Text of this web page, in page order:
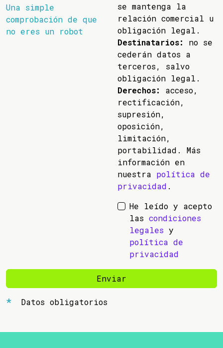
Una simple
comprobación de que
no eres un robot
se mantenga la
relación comercial u
obligación legal.
Destinatarios:
no se
cederán datos a
terceros, salvo
obligación legal.
Derechos:
acceso,
rectificación,
supresión,
oposición,
limitación,
portabilidad. Más
información en
nuestra política de
privacidad .
He leído y acepto
las condiciones
legales y
política de
privacidad
Enviar
Datos obligatorios